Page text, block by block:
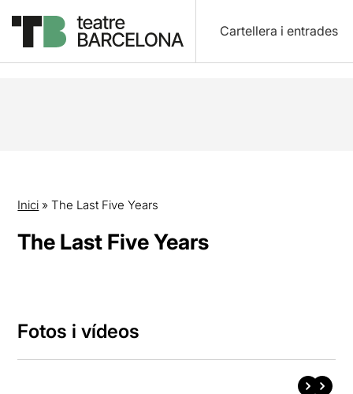
Cartellera i entrades
Inici »The Last Five Years
The Last Five Years
Fotos i vídeos